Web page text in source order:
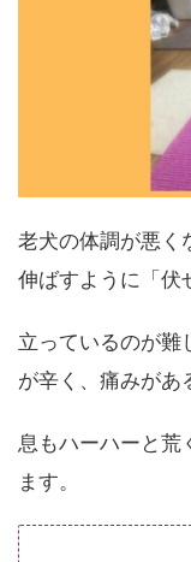
老犬の体調が悪く
伸ばすように「伏
立っているのが難
が辛く、痛みがあ
息もハーハーと荒
ます。